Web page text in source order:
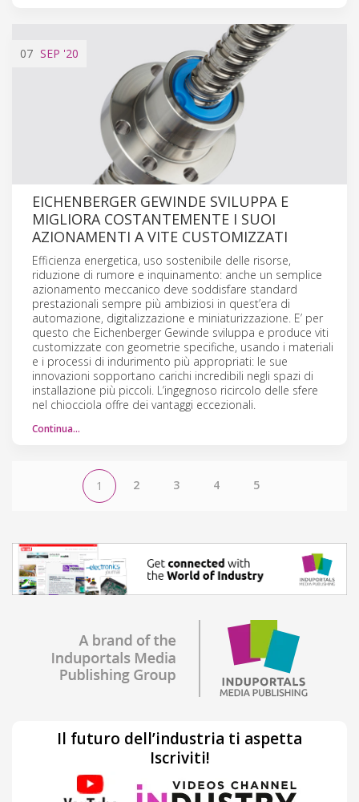
07 SEP '20
EICHENBERGER GEWINDE SVILUPPA E
MIGLIORA COSTANTEMENTE I SUOI
AZIONAMENTI A VITE CUSTOMIZZATI
Efficienza energetica, uso sostenibile delle risorse,
riduzione di rumore e inquinamento: anche un semplice
azionamento meccanico deve soddisfare standard
prestazionali sempre più ambiziosi in quest’era di
automazione, digitalizzazione e miniaturizzazione. E’ per
questo che Eichenberger Gewinde sviluppa e produce viti
customizzate con geometrie specifiche, usando i materiali
e i processi di indurimento più appropriati: le sue
innovazioni sopportano carichi incredibili negli spazi di
installazione più piccoli. L’ingegnoso ricircolo delle sfere
nel chiocciola offre dei vantaggi eccezionali.
Continua…
1 2 3 4 5
Il futuro dell’industria ti aspetta
Iscriviti!